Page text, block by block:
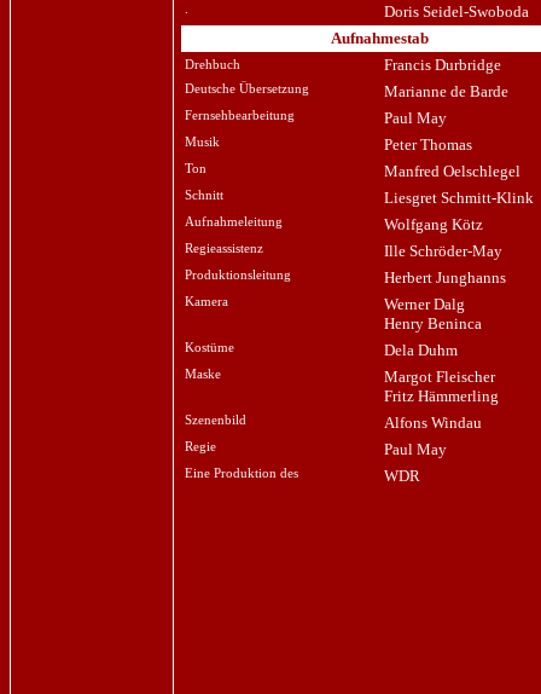
Doris Seidel-Swoboda
Aufnahmestab
Drehbuch Francis Durbridge
Deutsche Übersetzung Marianne de Barde
Fernsehbearbeitung Paul May
Musik Peter Thomas
Ton Manfred Oelschlegel
Schnitt Liesgret Schmitt-Klink
Aufnahmeleitung Wolfgang Kötz
Regieassistenz Ille Schröder-May
Produktionsleitung Herbert Junghanns
Kamera
Werner Dalg
Henry Beninca
Kostüme Dela Duhm
Maske
Margot Fleischer
Fritz Hämmerling
Szenenbild Alfons Windau
Regie Paul May
Eine Produktion des WDR